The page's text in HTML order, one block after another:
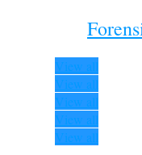
View all
View all
View all
View all
View all